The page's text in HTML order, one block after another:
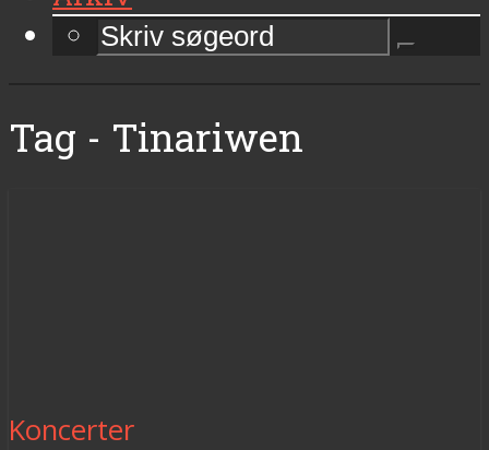
Tag - Tinariwen
Koncerter